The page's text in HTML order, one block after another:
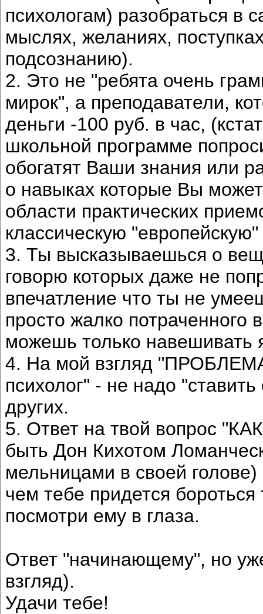
психологам) разобраться в
мыслях, желаниях,
подсознанию).
2. Это не "ребята очень
мирок", а преподаватели,
деньги -100 руб. в час,
школьной программе
обогатят Ваши знания или
о навыках которые Вы
области практических
классическую
3. Ты высказываешься о
говорю которых даже не
впечатление что ты не
просто жалко потраченного
можешь только навешивать
4. На мой взгляд
психолог" - не надо
других.
5. Ответ на твой вопрос
быть Дон Кихотом
мельницами в своей
чем тебе придется бороться
посмотри ему в глаза.
Ответ "начинающему", но
взгляд).
Удачи тебе!